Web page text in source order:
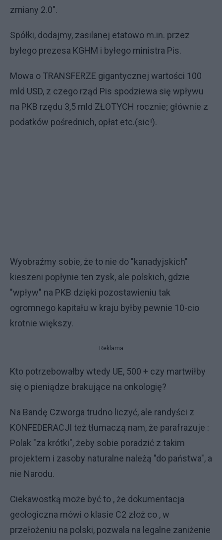
zmiany 2.0".
Spółki, dodajmy, zasilanej etatowo m.in. przez
byłego prezesa KGHM i byłego ministra Pis.
Mowa o TRANSFERZE gigantycznej wartości 100
mld USD, z czego rząd Pis spodziewa się wpływu
na PKB rzędu 3,5 mld ZŁOTYCH rocznie; głównie z
podatków pośrednich, opłat etc.(sic!).
Wyobraźmy sobie, że to nie do "kanadyjskich"
kieszeni popłynie ten zysk, ale polskich, gdzie
"wpływ" na PKB dzięki pozostawieniu tak
ogromnego kapitału w kraju byłby pewnie 10-cio
krotnie większy.
Reklama
Kto potrzebowałby wtedy UE, 500 + czy martwiłby
się o pieniądze brakujące na onkologię?
Na Bandę Czworga trudno liczyć, ale randyści z
KONFEDERACJI też tłumaczą nam, że parafrazuje :
Polak "za krótki", żeby sobie poradzić z takim
projektem i zasoby naturalne należą "do państwa", a
nie Narodu.
Ciekawostką może być to , że dokumentacja
geologiczna mówi o klasie C2 złoż co , w
przełożeniu na polski, pozwala na legalne zaniżenie